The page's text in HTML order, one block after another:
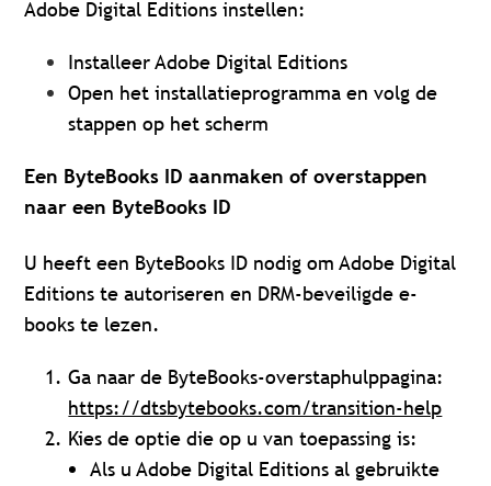
Adobe Digital Editions instellen:
Installeer Adobe Digital Editions
Open het installatieprogramma en volg de
stappen op het scherm
Een ByteBooks ID aanmaken of overstappen
naar een ByteBooks ID
U heeft een ByteBooks ID nodig om Adobe Digital
Editions te autoriseren en DRM-beveiligde e-
books te lezen.
Ga naar de ByteBooks-overstaphulppagina:
https://dtsbytebooks.com/transition-help
Kies de optie die op u van toepassing is:
Als u Adobe Digital Editions al gebruikte